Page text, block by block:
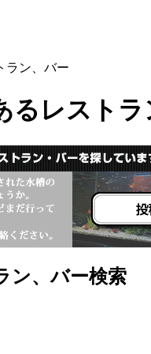
ラン、バー
るレスト
ン、バー検索